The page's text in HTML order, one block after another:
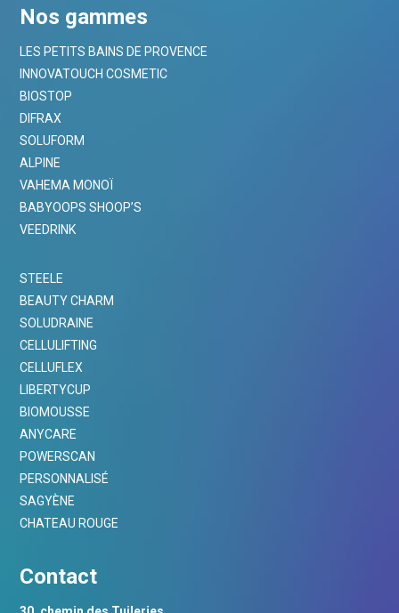
Nos gammes
LES PETITS BAINS DE PROVENCE
INNOVATOUCH COSMETIC
BIOSTOP
DIFRAX
SOLUFORM
ALPINE
VAHEMA MONOÏ
BABYOOPS SHOOP’S
VEEDRINK
STEELE
BEAUTY CHARM
SOLUDRAINE
CELLULIFTING
CELLUFLEX
LIBERTYCUP
BIOMOUSSE
ANYCARE
POWERSCAN
PERSONNALISÉ
SAGYÈNE
CHATEAU ROUGE
Contact